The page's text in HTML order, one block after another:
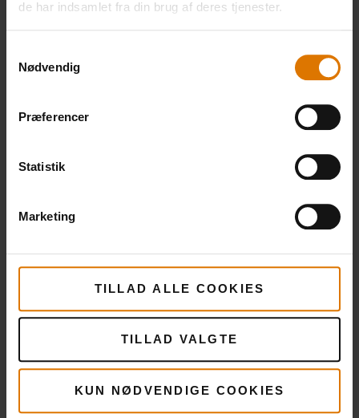
de har indsamlet fra din brug af deres tjenester.
Nødvendig
Præferencer
Statistik
Marketing
TILLAD ALLE COOKIES
TILLAD VALGTE
KUN NØDVENDIGE COOKIES
inkl. moms